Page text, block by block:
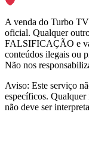
A venda do Turbo TV
oficial. Qualquer
FALSIFICAÇÃO e
conteúdos ilegais ou
Não nos
Aviso: Este serviço
específicos. Qualquer
não deve ser